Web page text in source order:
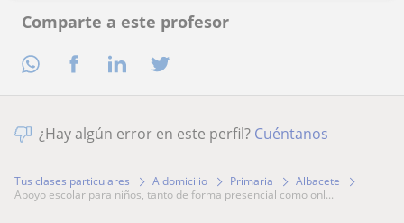
Comparte a este profesor
¿Hay algún error en este perfil? Cuéntanos
Tus clases particulares A domicilio Primaria
Albacete
apoyo escolar para niños, tanto de forma presencial como onl...